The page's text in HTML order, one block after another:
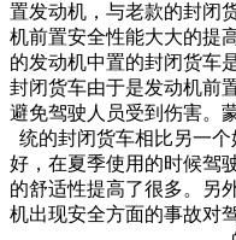
置发动机，与老款的封闭
机前置安全性能大大的提
的发动机中置的封闭货车
封闭货车由于是发动机前
避免驾驶人员受到伤害。
统的封闭货车相比另一
好，在夏季使用的时候驾
的舒适性提高了很多。另
机出现安全方面的事故对